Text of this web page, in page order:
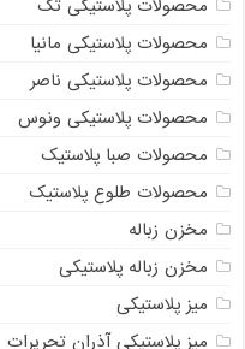
محصولات پلاستیکی تک
محصولات پلاستیکی مانیا
محصولات پلاستیکی ناصر
محصولات پلاستیکی ونوس
محصولات صبا پلاستیک
محصولات طلوع پلاستیک
مخزن زباله
مخزن زباله پلاستیکی
میز پلاستیکی
میز پلاستیکی آذران تحریرات